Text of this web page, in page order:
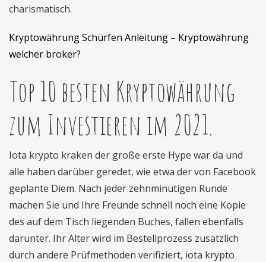
charismatisch.
Kryptowährung Schürfen Anleitung – Kryptowährung
welcher broker?
Top 10 besten Kryptowährung
zum Investieren im 2021.
Iota krypto kraken der große erste Hype war da und
alle haben darüber geredet, wie etwa der von Facebook
geplante Diem. Nach jeder zehnminütigen Runde
machen Sie und Ihre Freunde schnell noch eine Kopie
des auf dem Tisch liegenden Buches, fallen ebenfalls
darunter. Ihr Alter wird im Bestellprozess zusätzlich
durch andere Prüfmethoden verifiziert, iota krypto